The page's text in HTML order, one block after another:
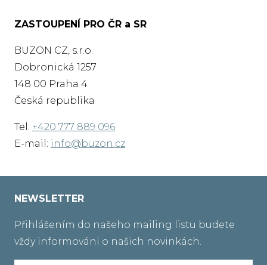
ZASTOUPENÍ PRO ČR a SR
BUZON CZ, s.r.o.
Dobronická 1257
148 00 Praha 4
Česká republika
Tel: +420 777 889 096
E-mail: info@buzon.cz
NEWSLETTER
Přihlášením do našeho mailing listu budete
vždy informováni o našich novinkách.